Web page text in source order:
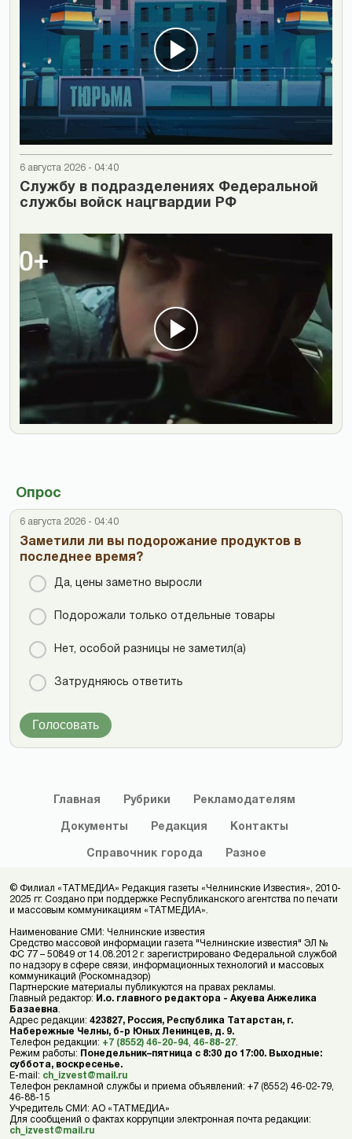
6 августа 2026 - 04:40
Cлужбу в подразделениях Федеральной
службы войск нацгвардии РФ
Опрос
6 августа 2026 - 04:40
Заметили ли вы подорожание продуктов в
последнее время?
Да, цены заметно выросли
Подорожали только отдельные товары
Нет, особой разницы не заметил(а)
Затрудняюсь ответить
Голосовать
Главная Рубрики Рекламодателям
Документы Редакция Контакты
Справочник города Разное
© Филиал «ТАТМЕДИА» Редакция газеты «Челнинские Известия», 2010-
2025 гг. Создано при поддержке Республиканского агентства по печати
и массовым коммуникациям «ТАТМЕДИА».
Наименование СМИ: Челнинские известия
Средство массовой информации газета "Челнинские известия" ЭЛ №
ФС 77 – 50849 от 14.08.2012 г. зарегистрировано Федеральной службой
по надзору в сфере связи, информационных технологий и массовых
коммуникаций (Роскомнадзор)
Партнерские материалы публикуются на правах рекламы.
Главный редактор: И.о. главного редактора - Акуева Анжелика
Базаевна
Адрес редакции: 423827, Россия, Республика Татарстан, г.
Набережные Челны, б-р Юных Ленинцев, д. 9.
Телефон редакции: +7 (8552) 46-20-94 46-88-27
Режим работы: Понедельник–пятница с 8:30 до 17:00. Выходные:
суббота, воскресенье.
E-mail: ch_izvest@mail.ru
Телефон рекламной службы и приема объявлений: +7 (8552) 46-02-79,
46-88-15
Учредитель СМИ: АО «ТАТМЕДИА»
Для сообщений о фактах коррупции электронная почта редакции:
ch_izvest@mail.ru